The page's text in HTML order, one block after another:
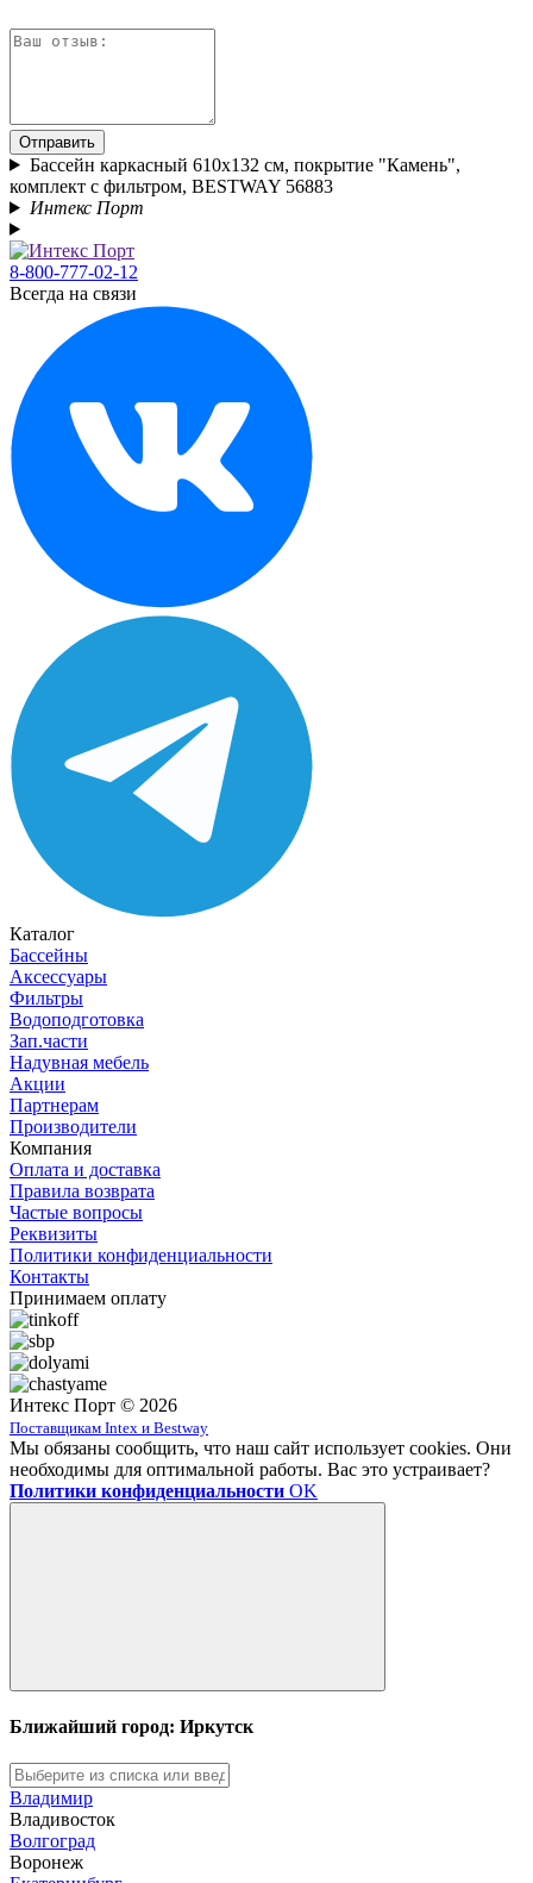
Отправить
Бассейн каркасный 610х132 см, покрытие "Камень",
комплект с фильтром, BESTWAY 56883
Интекс Порт
8-800-777-02-12
Всегда на связи
Каталог
Бассейны
Аксессуары
Фильтры
Водоподготовка
Зап.части
Надувная мебель
Акции
Партнерам
Производители
Компания
Оплата и доставка
Правила возврата
Частые вопросы
Реквизиты
Политики конфиденциальности
Контакты
Принимаем оплату
Интекс Порт © 2026
Поставщикам Intex и Bestway
Мы обязаны сообщить, что наш сайт использует cookies. Они
необходимы для оптимальной работы. Вас это устраивает?
Политики конфиденциальности OK
Ближайший город: Иркутск
Владимир
Владивосток
Волгоград
Воронеж